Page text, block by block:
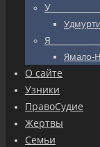
Ямало-
О сайте
Узники
ПравоСудие
Жертвы
Семьи